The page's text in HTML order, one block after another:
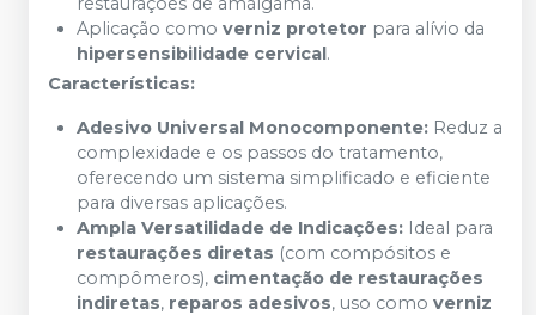
Aplicação como verniz protetor para alívio da
hipersensibilidade cervical.
Características:
Adesivo Universal Monocomponente: Reduz a
complexidade e os passos do tratamento,
oferecendo um sistema simplificado e eficiente
para diversas aplicações.
Ampla Versatilidade de Indicações: Ideal para
restaurações diretas (com compósitos e
compômeros), cimentação de restaurações
indiretas, reparos adesivos, uso como verniz